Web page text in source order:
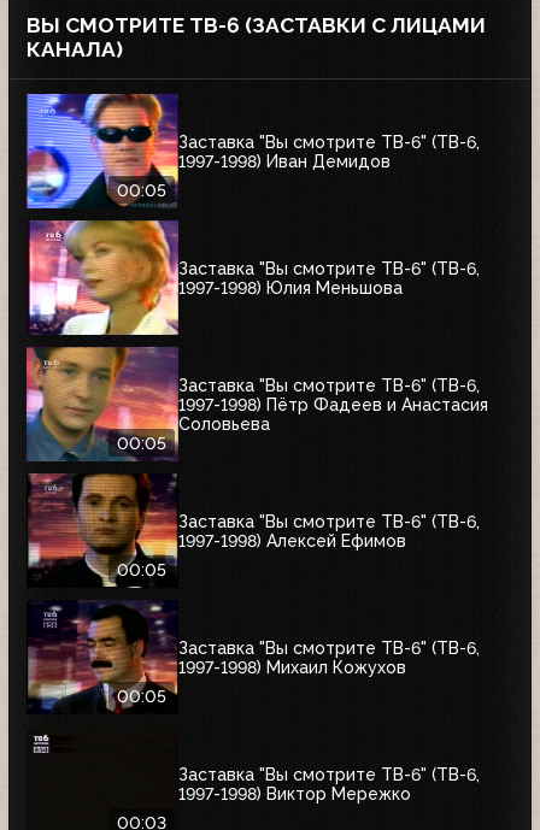
ВЫ СМОТРИТЕ ТВ-6 (ЗАСТАВКИ С ЛИЦАМИ
КАНАЛА)
00:05
Заставка "Вы смотрите ТВ-6" (ТВ-6,
1997-1998) Иван Демидов
Заставка "Вы смотрите ТВ-6" (ТВ-6,
1997-1998) Юлия Меньшова
00:05
Заставка "Вы смотрите ТВ-6" (ТВ-6,
1997-1998) Пётр Фадеев и Анастасия
Соловьева
00:05
Заставка "Вы смотрите ТВ-6" (ТВ-6,
1997-1998) Алексей Ефимов
00:05
Заставка "Вы смотрите ТВ-6" (ТВ-6,
1997-1998) Михаил Кожухов
00:03
Заставка "Вы смотрите ТВ-6" (ТВ-6,
1997-1998) Виктор Мережко